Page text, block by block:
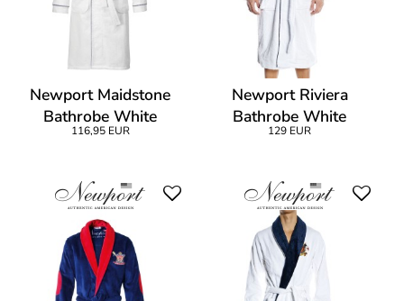
Newport Maidstone
Bathrobe White
116,95 EUR
Newport Riviera
Bathrobe White
129 EUR